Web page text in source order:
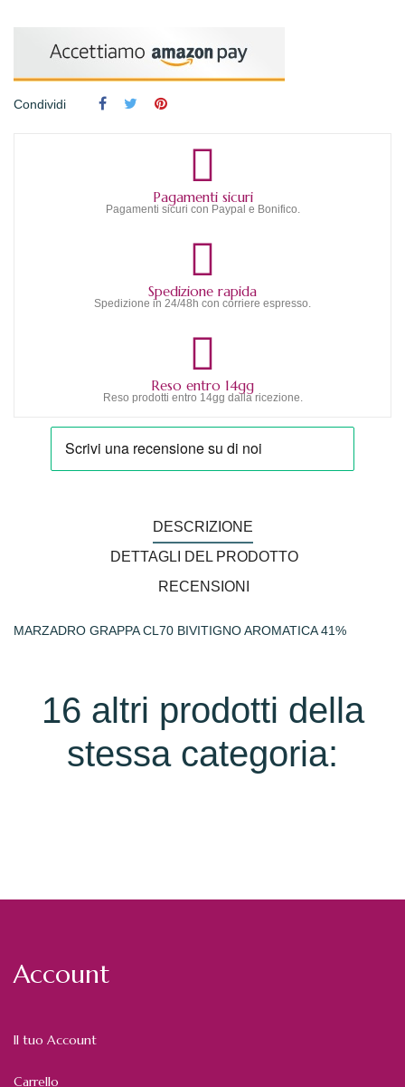
Condividi
Pagamenti sicuri
Pagamenti sicuri con Paypal e Bonifico.
Spedizione rapida
Spedizione in 24/48h con corriere espresso.
Reso entro 14gg
Reso prodotti entro 14gg dalla ricezione.
DESCRIZIONE
DETTAGLI DEL PRODOTTO
RECENSIONI
MARZADRO GRAPPA CL70 BIVITIGNO AROMATICA 41%
16 altri prodotti della
stessa categoria:
Account
Il tuo Account
Carrello